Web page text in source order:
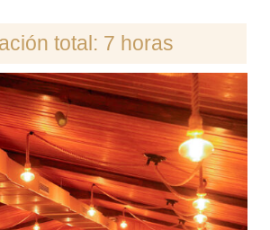
total: 7 horas